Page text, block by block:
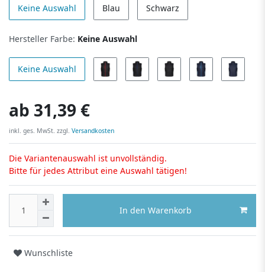
Keine Auswahl Blau Schwarz
Hersteller Farbe: Keine Auswahl
Keine Auswahl
ab 31,39 €
inkl. ges. MwSt. zzgl. Versandkosten
Die Variantenauswahl ist unvollständig.
Bitte für jedes Attribut eine Auswahl tätigen!
In den Warenkorb
Wunschliste